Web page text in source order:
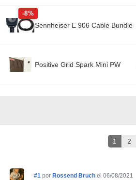
-8%
Sennheiser E 906 Cable Bundle
Positive Grid Spark Mini PW
1 2
#1 por Rossend Bruch el 06/08/2021